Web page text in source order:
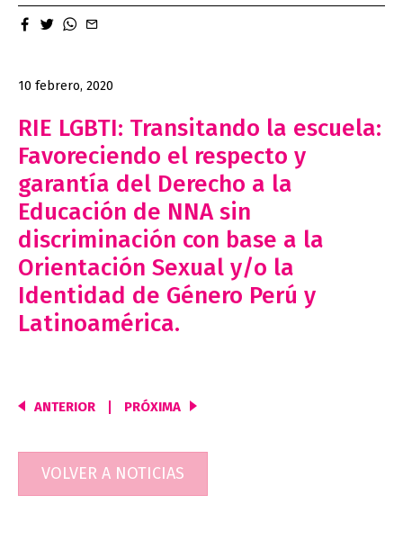
facebook
twitterwhatsapp
10 febrero, 2020
RIE LGBTI: Transitando la escuela:
Favoreciendo el respecto y
garantía del Derecho a la
Educación de NNA sin
discriminación con base a la
Orientación Sexual y/o la
Identidad de Género Perú y
Latinoamérica.
Navegación
entradas
ANTERIOR PRÓXIMA
VOLVER A NOTICIAS